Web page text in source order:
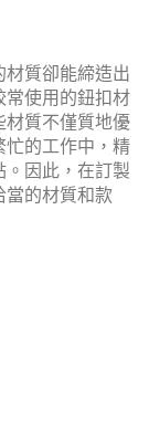
材質卻能締造出
常使用的鈕扣材
材質不僅質地優
忙的工作中，精
。因此，在訂製
當的材質和款